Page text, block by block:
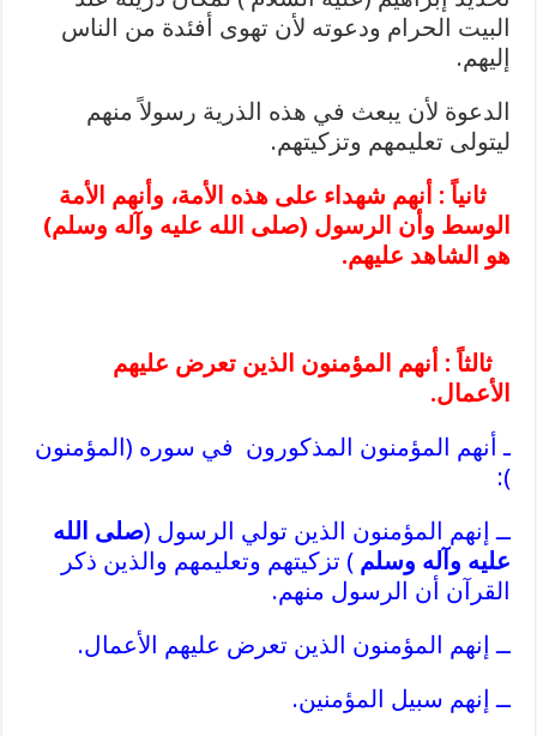
البيت الحرام ودعوته لأن تهوى أفئدة من الناس
إليهم.
الدعوة لأن يبعث في هذه الذرية رسولاً منهم
ليتولى تعليمهم وتزكيتهم.
ثانياً : أنهم شهداء على هذه الأمة، وأنهم الأمة
الوسط وأن الرسول (صلى الله عليه وآله وسلم)
هو الشاهد عليهم.
ثالثاً : أنهم المؤمنون الذين تعرض عليهم
الأعمال.
ـ أنهم المؤمنون المذكورون في سوره (المؤمنون
):
ــ إنهم المؤمنون الذين تولي الرسول (صلى الله
عليه وآله وسلم ) تزكيتهم وتعليمهم والذين ذكر
القرآن أن الرسول منهم.
ــ إنهم المؤمنون الذين تعرض عليهم الأعمال.
ــ إنهم سبيل المؤمنين.